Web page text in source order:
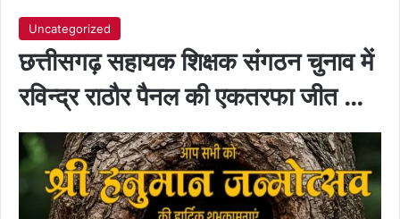
Uncategorized
छत्तीसगढ़ सहायक शिक्षक संगठन चुनाव में
रविन्द्र राठौर पैनल की एकतरफा जीत …